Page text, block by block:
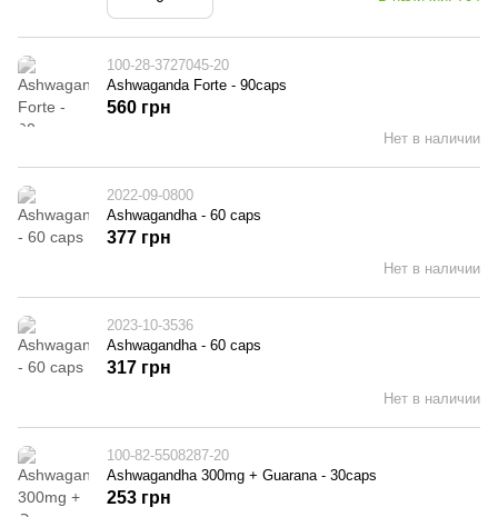
100-28-3727045-20
Ashwaganda Forte - 90caps
Нет в наличии
560 грн
2022-09-0800
Ashwagandha - 60 caps
Нет в наличии
377 грн
2023-10-3536
Ashwagandha - 60 caps
Нет в наличии
317 грн
100-82-5508287-20
Ashwagandha 300mg + Guarana - 30caps
253 грн